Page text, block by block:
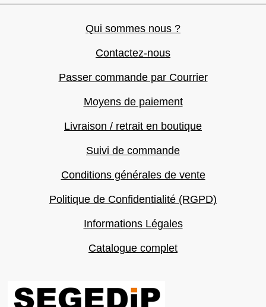
Qui sommes nous ?
Contactez-nous
Passer commande par Courrier
Moyens de paiement
Livraison / retrait en boutique
Suivi de commande
Conditions générales de vente
Politique de Confidentialité (RGPD)
Informations Légales
Catalogue complet